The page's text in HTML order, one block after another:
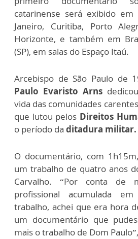
catarinense será exibido em
Janeiro, Curitiba, Porto
Horizonte, e também em
(SP), em salas do Espaço Itaú.
Arcebispo de São Paulo de
Paulo Evaristo Arns
vida das comunidades
que lutou pelos Direitos
o período da ditadura militar.
O documentário, com
um trabalho de quatro anos
Carvalho. “Por conta de
profissional acumulada
trabalho, achei que era hora
um documentário que
mais o trabalho de Dom